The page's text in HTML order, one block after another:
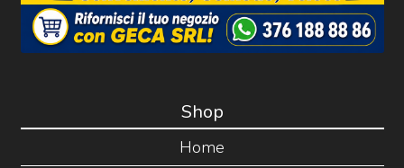
Shop
Home